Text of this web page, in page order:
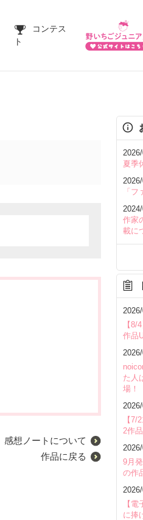
コンテス
ト
感想ノートについて
作品に戻る
夏季
「
作家
載に
【
作品
た人
場！
【
2作
9月
の作
【
に捧